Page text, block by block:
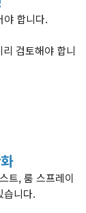
야 합니다.
검토해야 합니
트, 룸 스프레이
습니다.